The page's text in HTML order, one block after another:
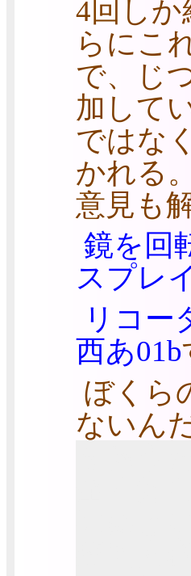
4回しか
らにこ
で、じ
加して
ではな
かれる
意見も
鏡を回
スプレ
リコー
西あ01b
ぼくら
ないん